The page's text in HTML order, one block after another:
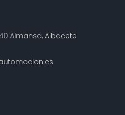
Almansa, Albacete